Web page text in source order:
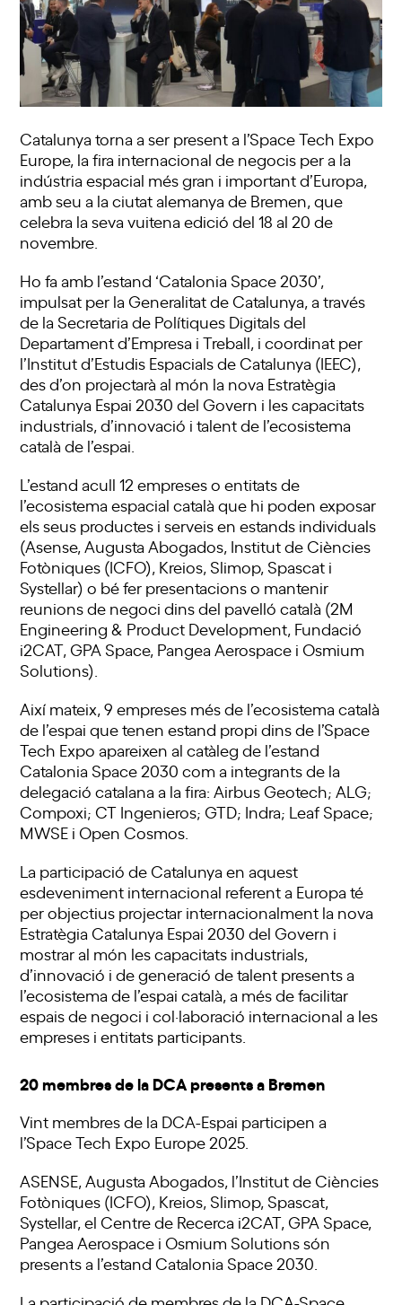
Catalunya torna a ser present a l’Space Tech Expo
Europe, la fira internacional de negocis per a la
indústria espacial més gran i important d’Europa,
amb seu a la ciutat alemanya de Bremen, que
celebra la seva vuitena edició del 18 al 20 de
novembre.
Ho fa amb l’estand ‘Catalonia Space 2030’,
impulsat per la Generalitat de Catalunya, a través
de la Secretaria de Polítiques Digitals del
Departament d’Empresa i Treball, i coordinat per
l’Institut d’Estudis Espacials de Catalunya (IEEC),
des d’on projectarà al món la nova Estratègia
Catalunya Espai 2030 del Govern i les capacitats
industrials, d’innovació i talent de l’ecosistema
català de l’espai.
L’estand acull 12 empreses o entitats de
l’ecosistema espacial català que hi poden exposar
els seus productes i serveis en estands individuals
(Asense, Augusta Abogados, Institut de Ciències
Fotòniques (ICFO), Kreios, Slimop, Spascat i
Systellar) o bé fer presentacions o mantenir
reunions de negoci dins del pavelló català (2M
Engineering & Product Development, Fundació
i2CAT, GPA Space, Pangea Aerospace i Osmium
Solutions).
Així mateix, 9 empreses més de l’ecosistema català
de l’espai que tenen estand propi dins de l’Space
Tech Expo apareixen al catàleg de l’estand
Catalonia Space 2030 com a integrants de la
delegació catalana a la fira: Airbus Geotech; ALG;
Compoxi; CT Ingenieros; GTD; Indra; Leaf Space;
MWSE i Open Cosmos.
La participació de Catalunya en aquest
esdeveniment internacional referent a Europa té
per objectius projectar internacionalment la nova
Estratègia Catalunya Espai 2030 del Govern i
mostrar al món les capacitats industrials,
d’innovació i de generació de talent presents a
l’ecosistema de l’espai català, a més de facilitar
espais de negoci i col·laboració internacional a les
empreses i entitats participants.
20 membres de la DCA presents a Bremen
Vint membres de la DCA-Espai participen a
l’Space Tech Expo Europe 2025.
ASENSE, Augusta Abogados, l’Institut de Ciències
Fotòniques (ICFO), Kreios, Slimop, Spascat,
Systellar, el Centre de Recerca i2CAT, GPA Space,
Pangea Aerospace i Osmium Solutions són
presents a l’estand Catalonia Space 2030.